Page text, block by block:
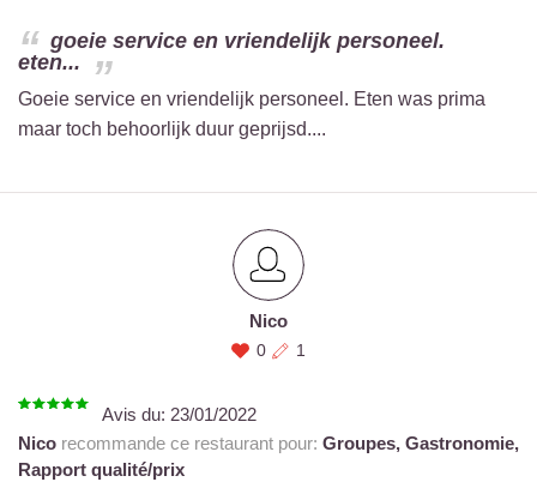
goeie service en vriendelijk personeel.
eten...
Goeie service en vriendelijk personeel. Eten was prima
maar toch behoorlijk duur geprijsd....
Nico
0 1
Avis du: 23/01/2022
Nico recommande ce restaurant pour: Groupes, Gastronomie,
Rapport qualité/prix